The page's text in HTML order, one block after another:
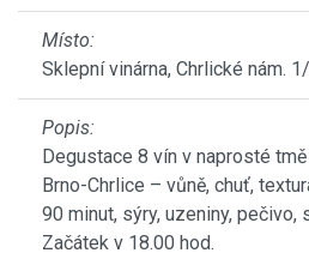
Místo:
Sklepní vinárna, Chrlické nám.
Popis:
Degustace 8 vín v naprosté
Brno-Chrlice – vůně, chuť,
90 minut, sýry, uzeniny, pečivo,
Začátek v 18.00 hod.